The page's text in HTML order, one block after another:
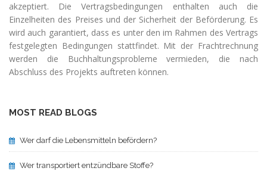
akzeptiert. Die Vertragsbedingungen enthalten auch die
Einzelheiten des Preises und der Sicherheit der Beförderung. Es
wird auch garantiert, dass es unter den im Rahmen des Vertrags
festgelegten Bedingungen stattfindet. Mit der Frachtrechnung
werden die Buchhaltungsprobleme vermieden, die nach
Abschluss des Projekts auftreten können.
MOST READ BLOGS
Wer darf die Lebensmitteln befördern?
Wer transportiert entzündbare Stoffe?